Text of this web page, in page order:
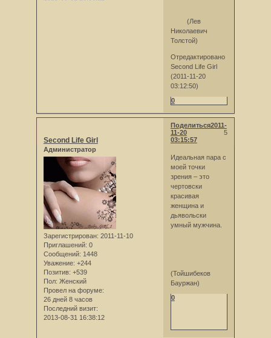
(Лев
Николаевич
Толстой)
Отредактировано
Second Life Girl
(2011-11-20
03:12:50)
0
Поделиться
5
2011-
11-20
03:15:57
Second Life Girl
Администратор
Зарегистрирован: 2011-11-10
Приглашений: 0
Сообщений: 1448
Уважение: +244
Позитив: +539
Пол: Женский
Провел на форуме:
26 дней 8 часов
Последний визит:
2013-08-31 16:38:12
Идеальная пара с
моей точки
зрения – это
чертовски
красивая
женщина и
дьявольски
умный мужчина.
(Тойшибеков
Бауржан)
0